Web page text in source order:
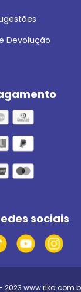
Devolução
sociais
2023